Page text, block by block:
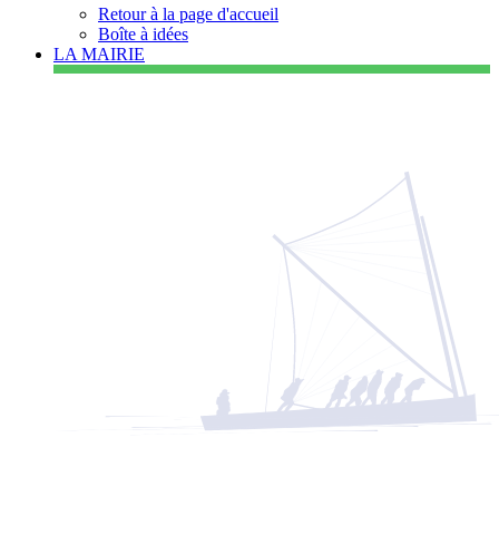
Retour à la page d'accueil
Boîte à idées
LA MAIRIE